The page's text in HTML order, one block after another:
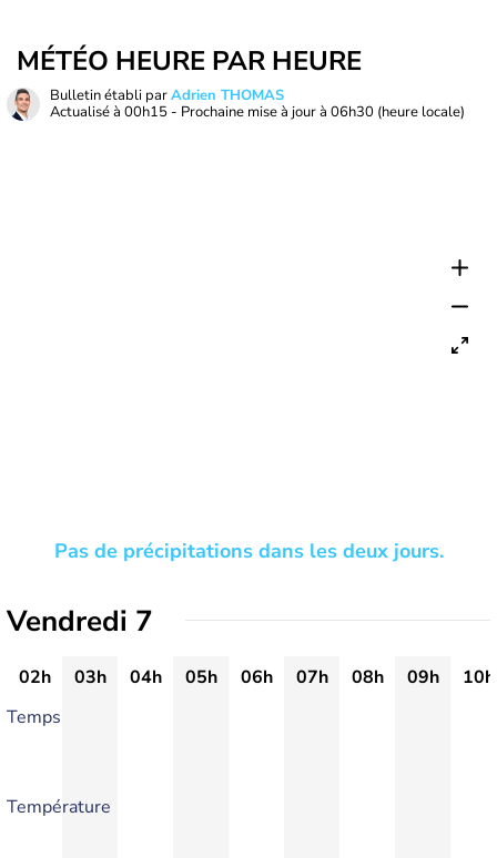
MÉTÉO HEURE PAR HEURE
Bulletin établi parAdrien THOMAS
Actualisé à 00h15 - Prochaine mise à jour à 06h30 (heure locale)
Pas de précipitations dans les deux jours.
Vendredi 7
02h 03h 04h 05h 06h 07h 08h 09h
10h
Temps
Température